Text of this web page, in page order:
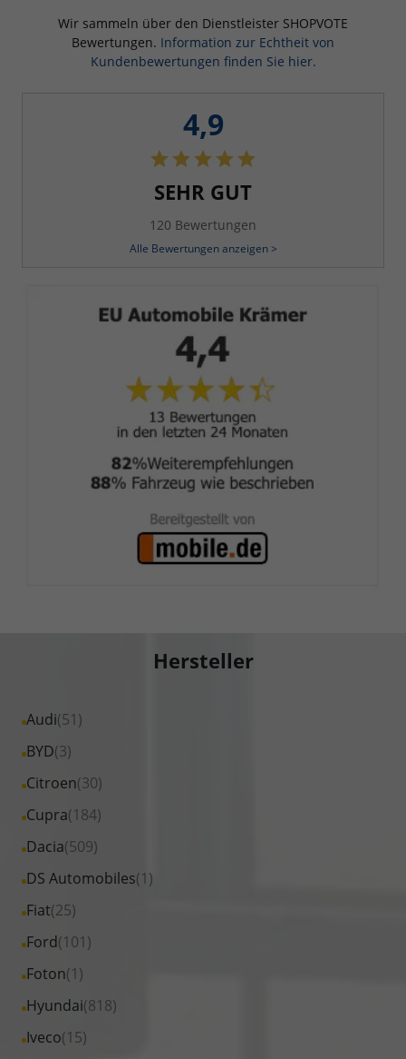
Wir sammeln über den Dienstleister SHOPVOTE
Bewertungen. Information zur Echtheit von
Kundenbewertungen finden Sie hier.
4,9
SEHR GUT
120 Bewertungen
Alle Bewertungen anzeigen >
Hersteller
Audi(51)
Alle
Fahrzeuge
Audi
anzeigen
BYD(3)
Alle
Fahrzeuge
BYD
anzeigen
Citroen(30)
Alle
Fahrzeuge
Citroen
anzeigen
Cupra(184)
Alle
Fahrzeuge
Cupra
anzeigen
Dacia(509)
Alle
Fahrzeuge
Dacia
anzeigen
DS Automobiles(1)
Alle
Fahrzeuge
DS
Automobiles
anzeigen
Fiat(25)
Alle
Fahrzeuge
Fiat
anzeigen
Ford(101)
Alle
Fahrzeuge
Ford
anzeigen
Foton(1)
Alle
Fahrzeuge
Foton
Hyundai(818)
Alle
Fahrzeuge
Iveco(15)
Alle